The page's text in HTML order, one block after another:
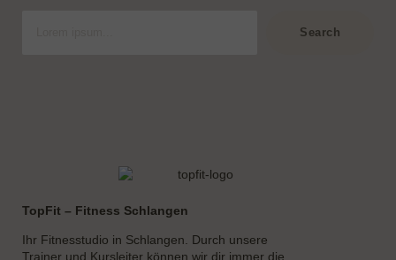
Search
TopFit – Fitness Schlangen
Ihr Fitnesstudio in Schlangen. Durch unsere
Trainer und Kursleiter können wir dir immer die